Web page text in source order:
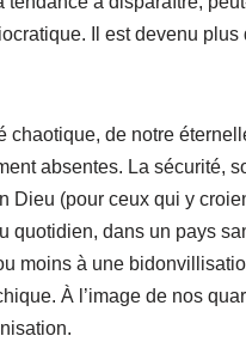
Il est devenu
chaotique, de notre
absentes. La sécurité,
(pour ceux qui y
quotidien, dans un pays
moins à une
À l’image de nos